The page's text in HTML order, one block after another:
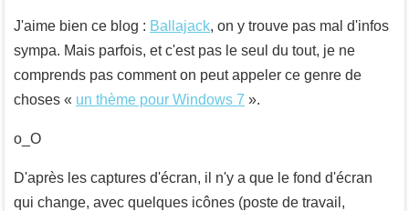
J'aime bien ce blog : Ballajack, on y trouve pas mal d'infos
sympa. Mais parfois, et c'est pas le seul du tout, je ne
comprends pas comment on peut appeler ce genre de
choses « un thème pour Windows 7 ».
o_O
D'après les captures d'écran, il n'y a que le fond d'écran
qui change, avec quelques icônes (poste de travail,